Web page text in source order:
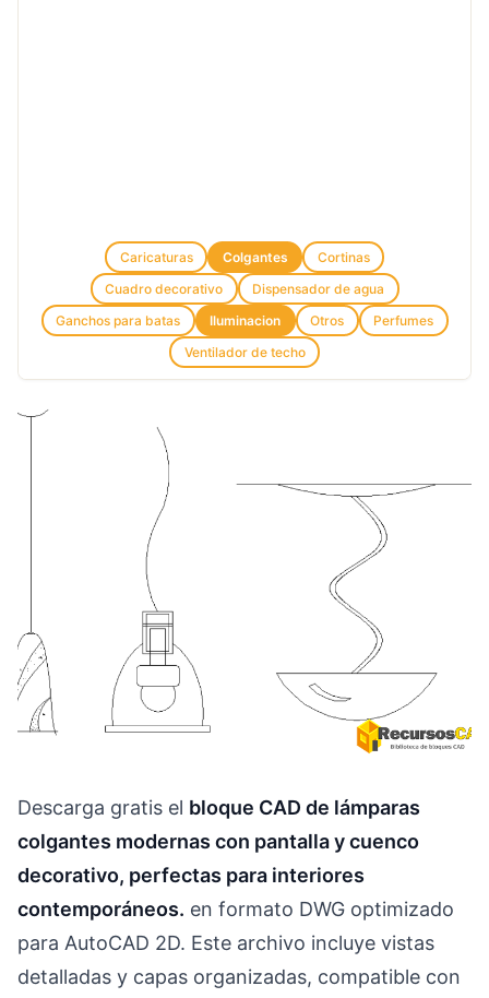
Caricaturas Colgantes
Cortinas
Cuadro decorativo
Dispensador de agua
Ganchos para batas
Iluminacion Otros
Perfumes
Ventilador de techo
Descarga gratis el bloque CAD de lámparas
colgantes modernas con pantalla y cuenco
decorativo, perfectas para interiores
contemporáneos. en formato DWG optimizado
para AutoCAD 2D. Este archivo incluye vistas
detalladas y capas organizadas, compatible con